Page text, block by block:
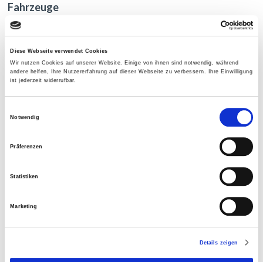
Diese Webseite verwendet Cookies
Wir nutzen Cookies auf unserer Website. Einige von ihnen sind notwendig, während
andere helfen, Ihre Nutzererfahrung auf dieser Webseite zu verbessern. Ihre Einwilligung
ist jederzeit widerrufbar.
Notwendig
Präferenzen
Statistiken
Marketing
Details zeigen
Fahrzeuge
– Tandemhängerzüge (Allrad und/oder Bordmatik)
– Kippsattel (auch thermoisoliert)
– 3-Achser
– 4-Achser (auch thermoisoliert)
Tandemhängerzüge